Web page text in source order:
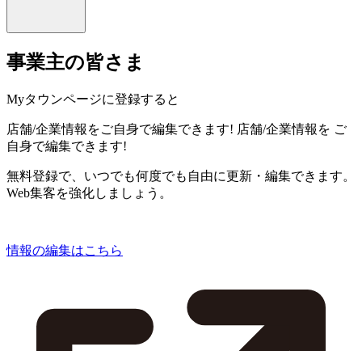
事業主の皆さま
Myタウンページに登録すると
店舗/企業情報をご自身で編集できます! 店舗/企業情報を ご
自身で編集できます!
無料登録で、いつでも何度でも自由に更新・編集できます。
Web集客を強化しましょう。
情報の編集はこちら